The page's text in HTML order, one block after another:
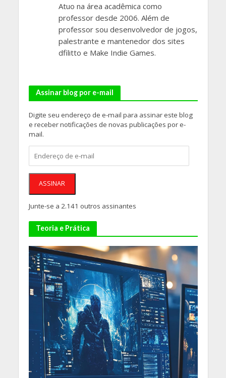
Atuo na área acadêmica como
professor desde 2006. Além de
professor sou desenvolvedor de jogos,
palestrante e mantenedor dos sites
dfilitto e Make Indie Games.
Assinar blog por e-mail
Digite seu endereço de e-mail para assinar este blog
e receber notificações de novas publicações por e-
mail.
de
ASSINAR
Junte-se a 2.141 outros assinantes
Teoria e Prática